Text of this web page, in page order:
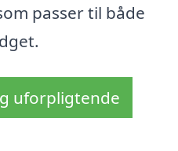
passer til både
uforpligtende